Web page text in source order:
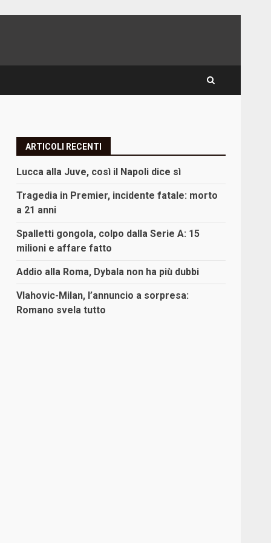
ARTICOLI RECENTI
Lucca alla Juve, così il Napoli dice sì
Tragedia in Premier, incidente fatale: morto
a 21 anni
Spalletti gongola, colpo dalla Serie A: 15
milioni e affare fatto
Addio alla Roma, Dybala non ha più dubbi
Vlahovic-Milan, l’annuncio a sorpresa:
Romano svela tutto